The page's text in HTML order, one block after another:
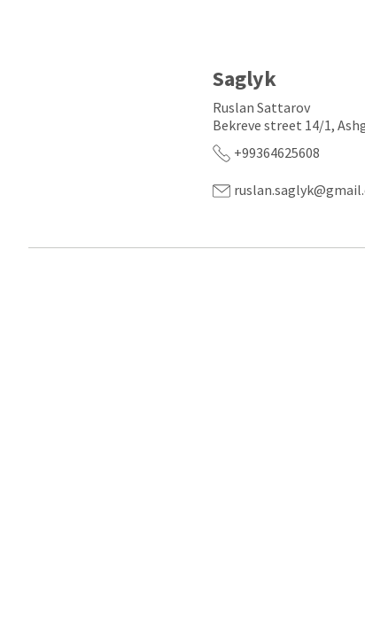
Saglyk
Ruslan Sattarov
Bekreve street 14/1,
+99364625608